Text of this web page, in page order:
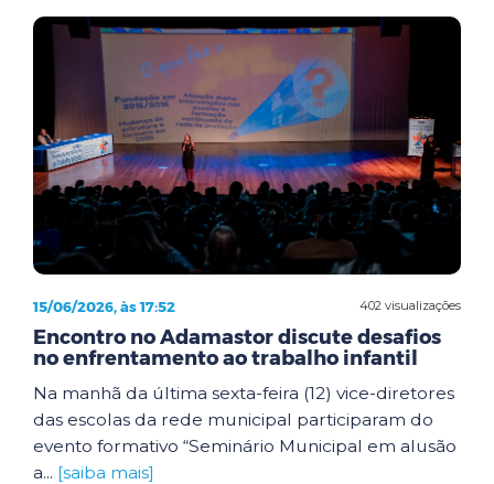
402 visualizações
15/06/2026, às 17:52
Encontro no Adamastor discute desafios
no enfrentamento ao trabalho infantil
Na manhã da última sexta-feira (12) vice-diretores
das escolas da rede municipal participaram do
evento formativo “Seminário Municipal em alusão
a... [saiba mais]